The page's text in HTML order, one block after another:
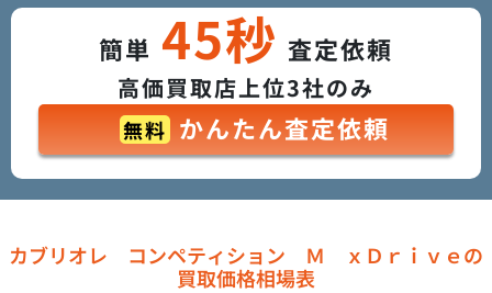
簡単 45秒 査定依頼
高価買取店上位3社のみ
無料 かんたん査定依頼
カブリオレ コンペティション Ｍ ｘＤｒｉｖｅの
買取価格相場表